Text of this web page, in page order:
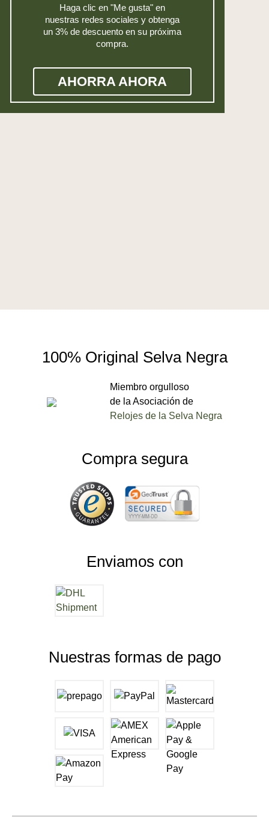
Haga clic en "Me gusta" en
nuestras redes sociales y obtenga
un 3% de descuento en su próxima
compra.
AHORRA AHORA
100% Original Selva Negra
Miembro orgulloso
de la Asociación de
Relojes de la Selva Negra
Compra segura
Enviamos con
Nuestras formas de pago